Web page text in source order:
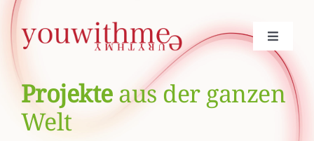
Skip
to
content
Toggle
betriebseurythmie
heileurythmie
Projekteaus der ganzen
Welt